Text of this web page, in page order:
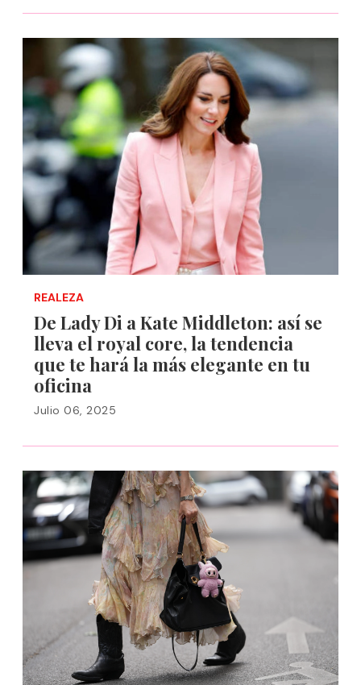
REALEZA
De Lady Di a Kate Middleton: así se
lleva el royal core, la tendencia
que te hará la más elegante en tu
oficina
Julio 06, 2025